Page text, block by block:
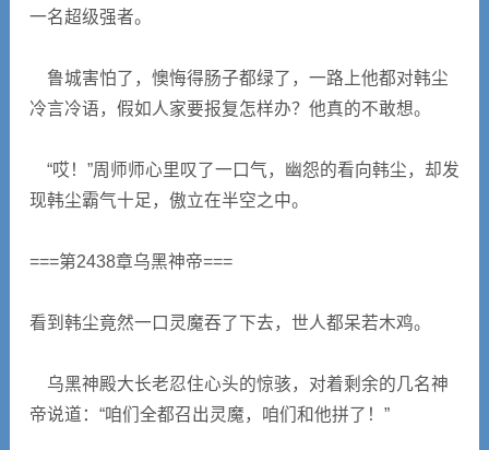
一名超级强者。
鲁城害怕了，懊悔得肠子都绿了，一路上他都对韩尘
冷言冷语，假如人家要报复怎样办？他真的不敢想。
“哎！”周师师心里叹了一口气，幽怨的看向韩尘，却发
现韩尘霸气十足，傲立在半空之中。
===第2438章乌黑神帝===
看到韩尘竟然一口灵魔吞了下去，世人都呆若木鸡。
乌黑神殿大长老忍住心头的惊骇，对着剩余的几名神
帝说道：“咱们全都召出灵魔，咱们和他拼了！”